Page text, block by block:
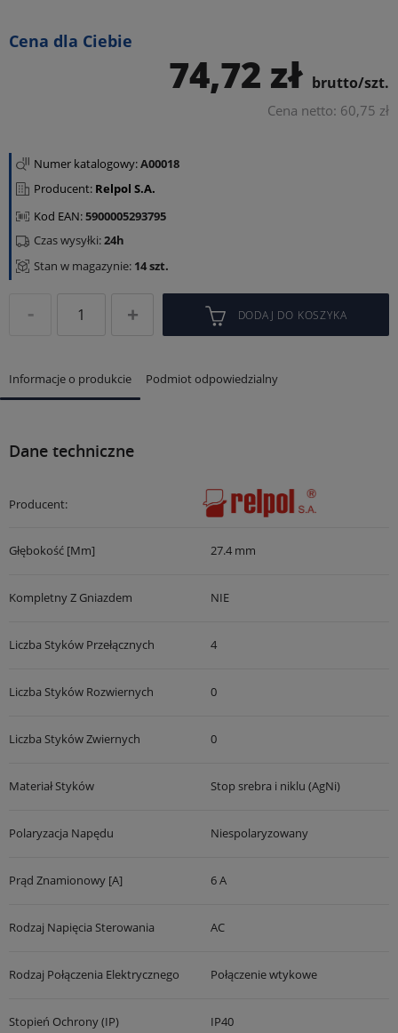
Cena dla Ciebie
74,72 zł brutto/szt.
Cena netto: 60,75 zł
Numer katalogowy:A00018
Producent: Relpol S.A.
Kod EAN:5900005293795
Stan w magazynie: 14 szt.
Czas wysyłki:24h
DODAJ DO KOSZYKA
Informacje o produkcie Podmiot odpowiedzialny
Dane techniczne
Producent:
Głębokość [mm] 27.4 mm
Kompletny Z Gniazdem NIE
Liczba Styków Przełącznych 4
Liczba Styków Rozwiernych 0
Liczba Styków Zwiernych 0
Materiał Styków Stop srebra i niklu (AgNi)
Polaryzacja Napędu Niespolaryzowany
Prąd Znamionowy [A] 6 A
Rodzaj Napięcia Sterowania AC
Rodzaj Połączenia Elektrycznego Połączenie wtykowe
Stopień Ochrony (IP) IP40